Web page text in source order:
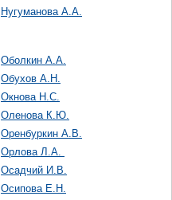
Нугуманова А.А.
Оболкин А.А.
Обухов А.Н.
Окнова Н.С.
Оленова К.Ю.
Оренбуркин А.В.
Орлова Л.А.
Осадчий И.В.
Осипова Е.Н.